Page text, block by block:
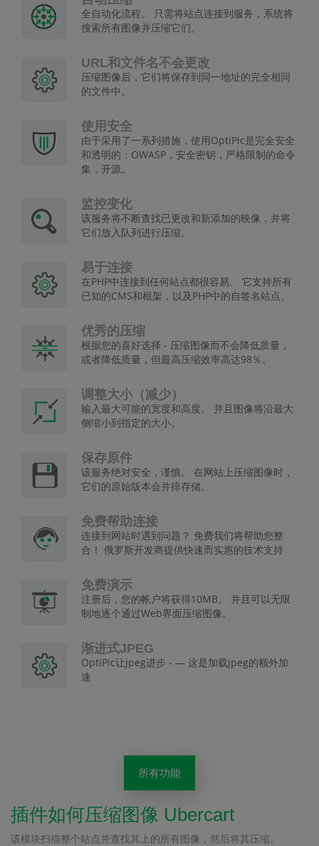
全自动化流程。 只需将站点连接到服务，系统将
搜索所有图像并压缩它们。
URL和文件名不会更改
压缩图像后，它们将保存到同一地址的完全相同
的文件中。
使用安全
由于采用了一系列措施，使用OptiPic是完全安全
和透明的：OWASP，安全密钥，严格限制的命令
集，开源。
监控变化
该服务将不断查找已更改和新添加的映像，并将
它们放入队列进行压缩。
易于连接
在PHP中连接到任何站点都很容易。 它支持所有
已知的CMS和框架，以及PHP中的自签名站点。
优秀的压缩
根据您的喜好选择 - 压缩图像而不会降低质量，
或者降低质量，但最高压缩效率高达98％。
调整大小（减少）
输入最大可能的宽度和高度。 并且图像将沿最大
侧缩小到指定的大小。
保存原件
该服务绝对安全，谨慎。 在网站上压缩图像时，
它们的原始版本会并排存储。
免费帮助连接
连接到网站时遇到问题？ 免费我们将帮助您整
合！ 俄罗斯开发商提供快速而实惠的技术支持
免费演示
注册后，您的帐户将获得10MB。 并且可以无限
制地逐个通过Web界面压缩图像。
渐进式JPEG
OptiPic让jpeg进步 - — 这是加载jpeg的额外加
速
所有功能
插件如何压缩图像 Ubercart
该模块扫描整个站点并查找其上的所有图像，然后将其压缩。